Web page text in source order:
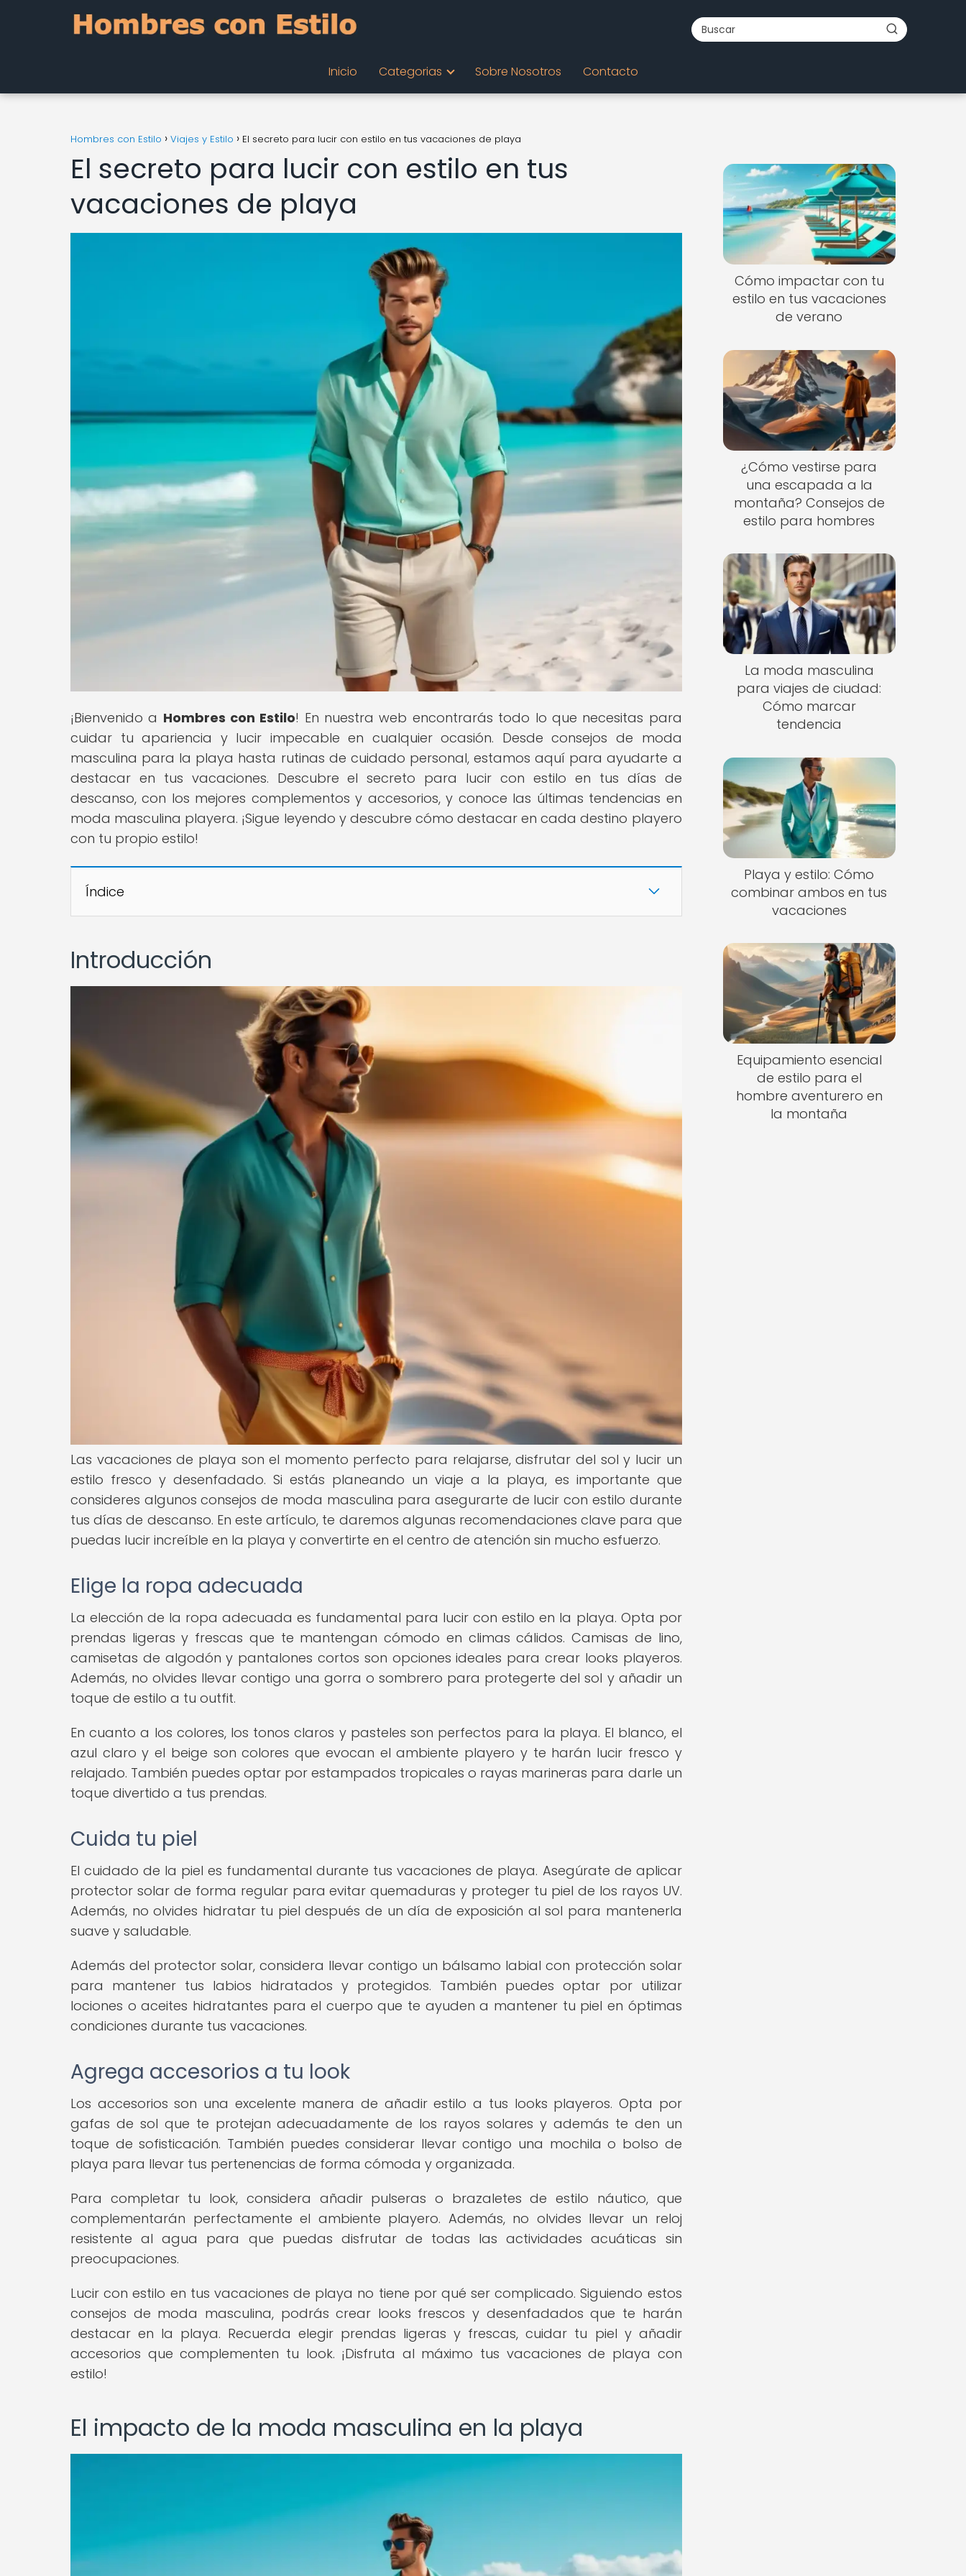
Inicio Categorias Sobre Nosotros Contacto
Hombres con Estilo Viajes y Estilo El secreto para lucir con estilo en tus vacaciones de playa
El secreto para lucir con estilo en tus
vacaciones de playa
¡Bienvenido a Hombres con Estilo! En nuestra web encontrarás todo lo que necesitas para
cuidar tu apariencia y lucir impecable en cualquier ocasión. Desde consejos de moda
masculina para la playa hasta rutinas de cuidado personal, estamos aquí para ayudarte a
destacar en tus vacaciones. Descubre el secreto para lucir con estilo en tus días de
descanso, con los mejores complementos y accesorios, y conoce las últimas tendencias en
moda masculina playera. ¡Sigue leyendo y descubre cómo destacar en cada destino playero
con tu propio estilo!
Índice
Introducción
Las vacaciones de playa son el momento perfecto para relajarse, disfrutar del sol y lucir un
estilo fresco y desenfadado. Si estás planeando un viaje a la playa, es importante que
consideres algunos consejos de moda masculina para asegurarte de lucir con estilo durante
tus días de descanso. En este artículo, te daremos algunas recomendaciones clave para que
puedas lucir increíble en la playa y convertirte en el centro de atención sin mucho esfuerzo.
Elige la ropa adecuada
La elección de la ropa adecuada es fundamental para lucir con estilo en la playa. Opta por
prendas ligeras y frescas que te mantengan cómodo en climas cálidos. Camisas de lino,
camisetas de algodón y pantalones cortos son opciones ideales para crear looks playeros.
Además, no olvides llevar contigo una gorra o sombrero para protegerte del sol y añadir un
toque de estilo a tu outfit.
En cuanto a los colores, los tonos claros y pasteles son perfectos para la playa. El blanco, el
azul claro y el beige son colores que evocan el ambiente playero y te harán lucir fresco y
relajado. También puedes optar por estampados tropicales o rayas marineras para darle un
toque divertido a tus prendas.
Cuida tu piel
El cuidado de la piel es fundamental durante tus vacaciones de playa. Asegúrate de aplicar
protector solar de forma regular para evitar quemaduras y proteger tu piel de los rayos UV.
Además, no olvides hidratar tu piel después de un día de exposición al sol para mantenerla
suave y saludable.
Además del protector solar, considera llevar contigo un bálsamo labial con protección solar
para mantener tus labios hidratados y protegidos. También puedes optar por utilizar
lociones o aceites hidratantes para el cuerpo que te ayuden a mantener tu piel en óptimas
condiciones durante tus vacaciones.
Agrega accesorios a tu look
Los accesorios son una excelente manera de añadir estilo a tus looks playeros. Opta por
gafas de sol que te protejan adecuadamente de los rayos solares y además te den un
toque de sofisticación. También puedes considerar llevar contigo una mochila o bolso de
playa para llevar tus pertenencias de forma cómoda y organizada.
Para completar tu look, considera añadir pulseras o brazaletes de estilo náutico, que
complementarán perfectamente el ambiente playero. Además, no olvides llevar un reloj
resistente al agua para que puedas disfrutar de todas las actividades acuáticas sin
preocupaciones.
Lucir con estilo en tus vacaciones de playa no tiene por qué ser complicado. Siguiendo estos
consejos de moda masculina, podrás crear looks frescos y desenfadados que te harán
destacar en la playa. Recuerda elegir prendas ligeras y frescas, cuidar tu piel y añadir
accesorios que complementen tu look. ¡Disfruta al máximo tus vacaciones de playa con
estilo!
El impacto de la moda masculina en la playa
Cómo impactar con tu
estilo en tus vacaciones
de verano
¿Cómo vestirse para
una escapada a la
montaña? Consejos de
estilo para hombres
La moda masculina
para viajes de ciudad:
Cómo marcar
tendencia
Playa y estilo: Cómo
combinar ambos en tus
vacaciones
Equipamiento esencial
de estilo para el
hombre aventurero en
la montaña